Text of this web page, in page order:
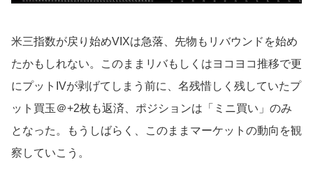
米三指数が戻り始めVIXは急落、先物もリバウンドを始め
たかもしれない。このままリバもしくはヨコヨコ推移で更
にプットIVが剥げてしまう前に、名残惜しく残していたプ
ット買玉＠+2枚も返済、ポジションは「ミニ買い」のみ
となった。もうしばらく、このままマーケットの動向を観
察していこう。